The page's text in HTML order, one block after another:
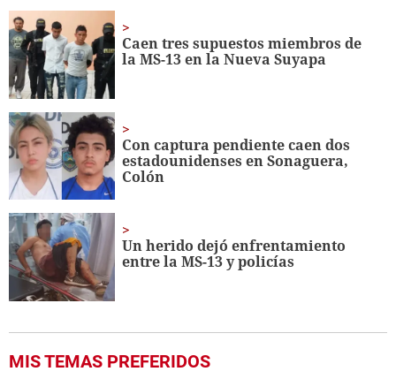
1
minute,
36
seconds
Caen tres supuestos miembros de
la MS-13 en la Nueva Suyapa
Con captura pendiente caen dos
estadounidenses en Sonaguera,
Colón
Un herido dejó enfrentamiento
entre la MS-13 y policías
MIS TEMAS PREFERIDOS